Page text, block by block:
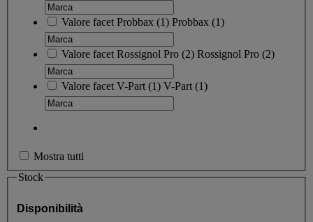
Valore facet Probbax (1) Probbax (1)
Valore facet Rossignol Pro (2) Rossignol Pro (2)
Valore facet V-Part (1) V-Part (1)
Mostra tutti
Stock
Disponibilità